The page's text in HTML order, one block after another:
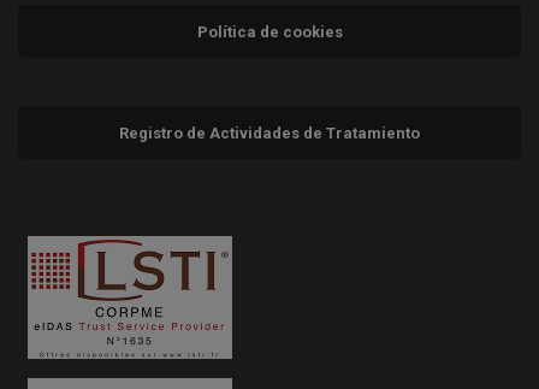
Política de cookies
Registro de Actividades de Tratamiento